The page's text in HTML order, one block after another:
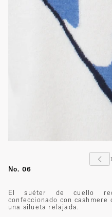
No. 06
El suéter de cuello
confeccionado con cashmere
una silueta relajada.